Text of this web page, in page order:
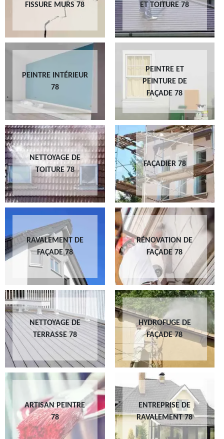
FISSURE MURS 78
ET TOITURE 78
PEINTRE INTÉRIEUR
78
PEINTRE ET
PEINTURE DE
FAÇADE 78
NETTOYAGE DE
TOITURE 78
FAÇADIER 78
RAVALEMENT DE
FAÇADE 78
RÉNOVATION DE
FAÇADE 78
NETTOYAGE DE
TERRASSE 78
HYDROFUGE DE
FAÇADE 78
ARTISAN PEINTRE
78
ENTREPRISE DE
RAVALEMENT 78